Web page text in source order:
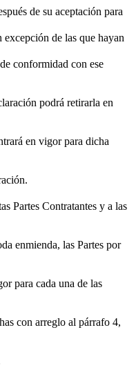
de su aceptación para
excepción de las que hayan
conformidad con ese
podrá retirarla en
en vigor para dicha
Partes Contratantes y a las
enmienda, las Partes por
para cada una de las
con arreglo al párrafo 4,